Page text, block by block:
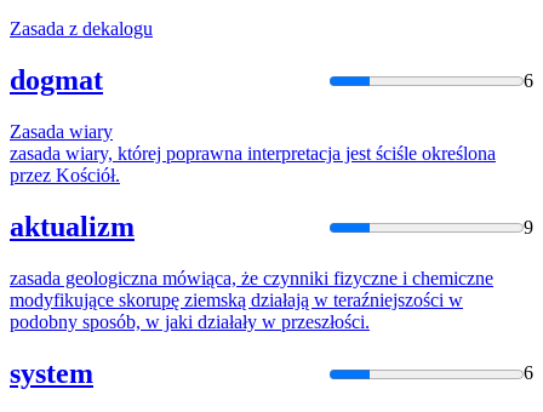
Zasada z dekalogu
dogmat 6
Zasada wiary
zasada wiary, której poprawna interpretacja jest ściśle określona
przez Kościół.
aktualizm 9
zasada geologiczna mówiąca, że czynniki fizyczne i chemiczne
modyfikujące skorupę ziemską działają w teraźniejszości w
podobny sposób, w jaki działały w przeszłości.
system 6